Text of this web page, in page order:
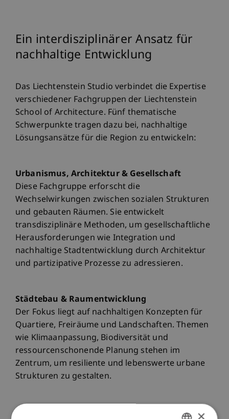
Ein interdisziplinärer Ansatz für
nachhaltige Entwicklung
Das Liechtenstein Studio verbindet die Expertise
verschiedener Fachgruppen der Liechtenstein
School of Architecture. Fünf thematische
Schwerpunkte tragen dazu bei, nachhaltige
Lösungsansätze für die Region zu entwickeln:
Urbanismus, Architektur & Gesellschaft
Diese Fachgruppe erforscht die
Wechselwirkungen zwischen sozialen Strukturen
und gebauten Räumen. Sie entwickelt
transdisziplinäre Methoden, um gesellschaftliche
Herausforderungen wie Integration und
nachhaltige Stadtentwicklung durch Architektur
und partizipative Prozesse zu adressieren.
Städtebau & Raumentwicklung
Der Fokus liegt auf nachhaltigen Konzepten für
Quartiere, Freiräume und Landschaften. Themen
wie Klimaanpassung, Biodiversität und
ressourcenschonende Planung stehen im
Zentrum, um resiliente und lebenswerte urbane
Strukturen zu gestalten.
Nachhaltiges Bauen